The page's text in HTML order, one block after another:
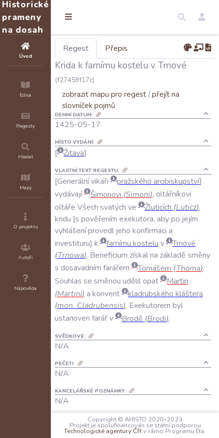
Historické
prameny
na dosah
Úvod
Edice
Regesty
Hledat
Mapy
O projektu
Autoři
Nápověda
Regest Přepis
Krida k farnímu kostelu v Trnové
(f27459f17c)
zobrazit mapu pro regest/přejít na
slovníček pojmů
DENNÍ DATUM:
1425-05-17
MÍSTO VYDÁNÍ:
Žitava
VLASTNÍ TEXT REGESTU:
Generálnívikáři pražského arcibiskupství
vydávají
Šimonovi (Simoni), oltářníkovi
oltáře Všech svatých ve Žluticích (Luticz),
kridu s pověřením exekutora, abypo jejím
vyhlášeníprovedl jeho konfirmaci a
investituru k farnímu kostelu v
Trnové
(Trnowa). Beneficium získalna základě směny
s dosavadním farářem Tomášem (Thoma).
Souhlas se směnou udělilopat
Martin
(Martini) a konvent kladrubského kláštera
(mon. Cladrubensis). Exekutorem byl
ustanoven farářv Brodě (Brodi).
SVĚDKOVÉ:
N/A
PEČETI:
N/A
KANCELÁŘSKÉ POZNÁMKY:
N/A
latina
Copyright © AHISTO 2020–2023
Projekt je spolufinancován se státní podporou
Technologické agentury ČR v rámci Programu Éta.